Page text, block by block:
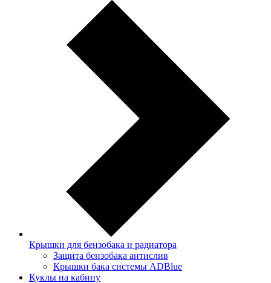
Крышки для бензобака и радиатора
Защита бензобака антислив
Крышки бака системы ADBlue
Куклы на кабину